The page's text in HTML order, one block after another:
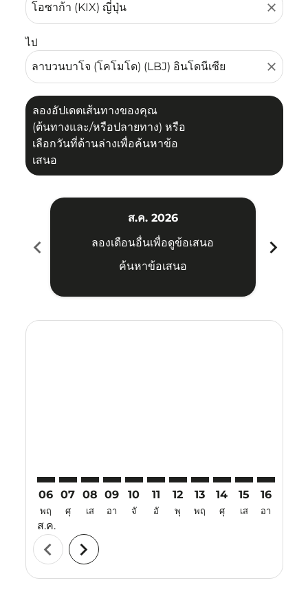
close
ไป
close
ลองอัปเดตเส้นทางของคุณ
(ต้นทางและ/หรือปลายทาง) หรือ
เลือกวันที่ด้านล่างเพื่อค้นหาข้อ
เสนอ
chevron_left
ส.ค. 2026
ลองเดือนอื่นเพื่อดูข้อเสนอ
ค้นหาข้อเสนอ
chevron_right
06
พฤ
ส.ค.
07
ศุ
08
เส
09
อา
10
จั
11
อั
12
พุ
13
พฤ
14
ศุ
15
เส
16
อา
chevron_left chevron_right